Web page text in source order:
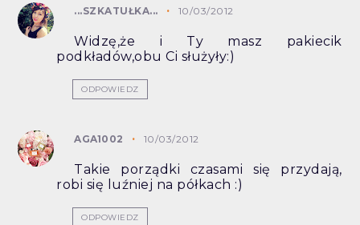
...SZKATUŁKA... 10/03/2012
Widzę,że i Ty masz pakiecik
podkładów,obu Ci służyły:)
ODPOWIEDZ
AGA1002 10/03/2012
Takie porządki czasami się przydają,
robi się luźniej na półkach :)
ODPOWIEDZ